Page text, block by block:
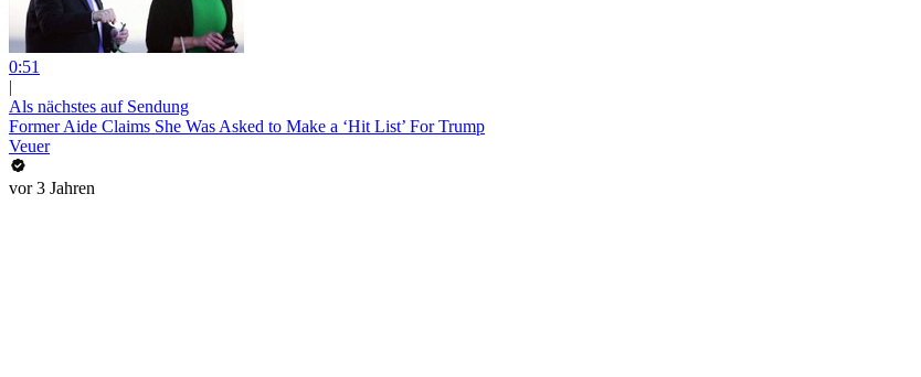
0:51
|
Als nächstes auf Sendung
Former Aide Claims She Was Asked to Make a ‘Hit List’ For Trump
Veuer
vor 3 Jahren